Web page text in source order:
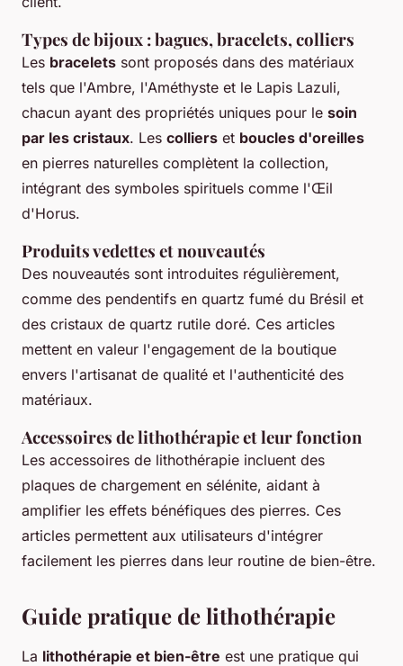
Types de bijoux : bagues, bracelets, colliers
Les bracelets sont proposés dans des matériaux
tels que l'Ambre, l'Améthyste et le Lapis Lazuli,
chacun ayant des propriétés uniques pour le soin
par les cristaux. Les colliers et boucles d'oreilles
en pierres naturelles complètent la collection,
intégrant des symboles spirituels comme l'Œil
d'Horus.
Produits vedettes et nouveautés
Des nouveautés sont introduites régulièrement,
comme des pendentifs en quartz fumé du Brésil et
des cristaux de quartz rutile doré. Ces articles
mettent en valeur l'engagement de la boutique
envers l'artisanat de qualité et l'authenticité des
matériaux.
Accessoires de lithothérapie et leur fonction
Les accessoires de lithothérapie incluent des
plaques de chargement en sélénite, aidant à
amplifier les effets bénéfiques des pierres. Ces
articles permettent aux utilisateurs d'intégrer
facilement les pierres dans leur routine de bien-être.
Guide pratique de lithothérapie
La lithothérapie et bien-être est une pratique qui